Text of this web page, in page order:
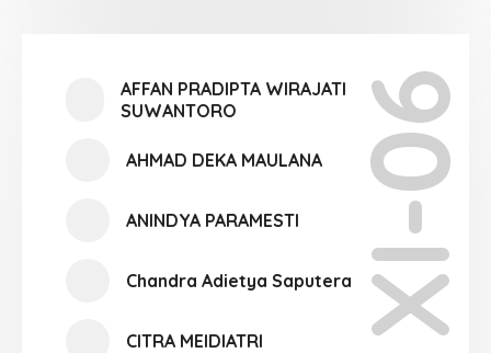
XI-06
AFFAN PRADIPTA WIRAJATI
SUWANTORO
AHMAD DEKA MAULANA
ANINDYA PARAMESTI
Chandra Adietya Saputera
CITRA MEIDIATRI